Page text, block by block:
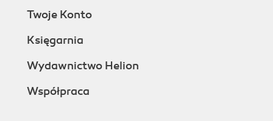
Twoje Konto
Księgarnia
Wydawnictwo Helion
Współpraca